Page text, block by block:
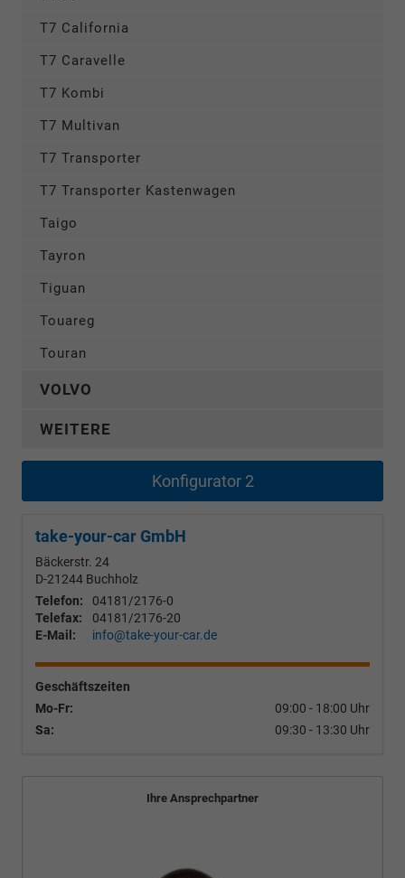
T7 California
T7 Caravelle
T7 Kombi
T7 Multivan
T7 Transporter
T7 Transporter Kastenwagen
Taigo
Tayron
Tiguan
Touareg
Touran
VOLVO
WEITERE
Konfigurator 2
take-your-car GmbH
Bäckerstr. 24
D-21244 Buchholz
Telefon:
04181/2176-0
Telefax:
04181/2176-20
E-Mail:
info@take-your-car.de
Geschäftszeiten
Mo-Fr:
09:00 - 18:00 Uhr
Sa:
09:30 - 13:30 Uhr
Ihre Ansprechpartner